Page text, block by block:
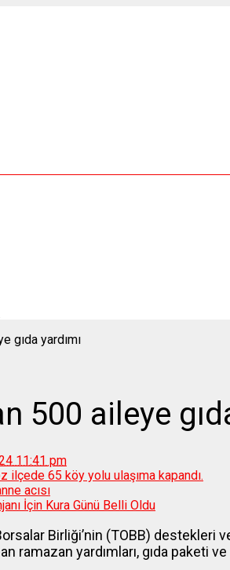
500 aileye
11:41 pm
ilçede 65 köy yolu ulaşıma kapandı.
acısı
İçin Kura Günü Belli Oldu
Birliği’nin (TOBB) destekleri
ramazan yardımları, gıda paketi